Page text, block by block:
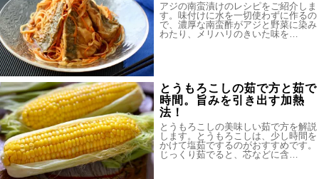
アジの南蛮漬けのレシピをご紹介しま
す。味付けに水を一切使わずに作るの
で、濃厚な南蛮酢がアジと野菜に染み
わたり、メリハリのきいた味を…
とうもろこしの茹で方と茹で
時間。旨みを引き出す加熱
法！
とうもろこしの美味しい茹で方を解説
します。とうもろこしは、少し時間を
かけて塩茹でするのがおすすめです。
じっくり茹でると、芯などに含…